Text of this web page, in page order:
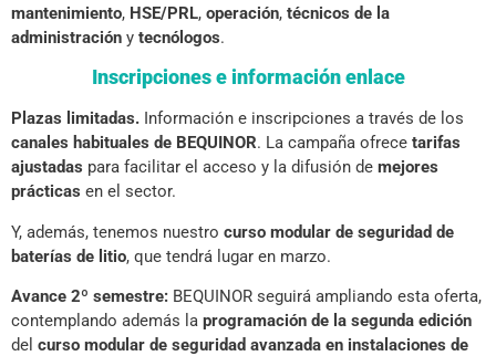
mantenimiento, HSE/PRL, operación, técnicos de la
administración y tecnólogos.
Inscripciones e informaciónenlace
Plazas limitadas. Información e inscripciones a través de los
canales habituales de BEQUINOR. La campaña ofrece tarifas
ajustadas para facilitar el acceso y la difusión de mejores
prácticas en el sector.
Y, además, tenemos nuestro curso modular de seguridad de
baterías de litio, que tendrá lugar en marzo.
Avance 2º semestre: BEQUINOR seguirá ampliando esta oferta,
contemplando además la programación de la segunda edición
del curso modular de seguridad avanzada en instalaciones de